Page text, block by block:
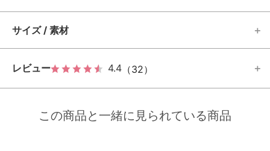
サイズ / 素材
レビュー 4.4 （32）
この商品と一緒に見られている商品